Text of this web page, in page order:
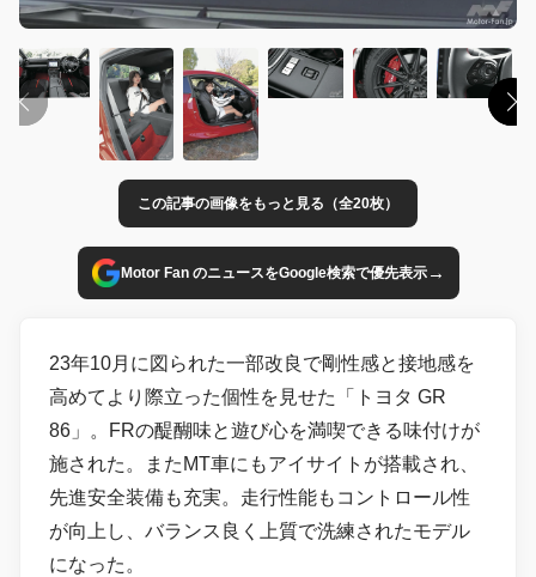
この記事の画像をもっと見る（全20枚）
Motor Fan のニュースをGoogle検索で優先表示→
23年10月に図られた一部改良で剛性感と接地感を
高めてより際立った個性を見せた「トヨタ GR
86」。FRの醍醐味と遊び心を満喫できる味付けが
施された。またMT車にもアイサイトが搭載され、
先進安全装備も充実。走行性能もコントロール性
が向上し、バランス良く上質で洗練されたモデル
になった。